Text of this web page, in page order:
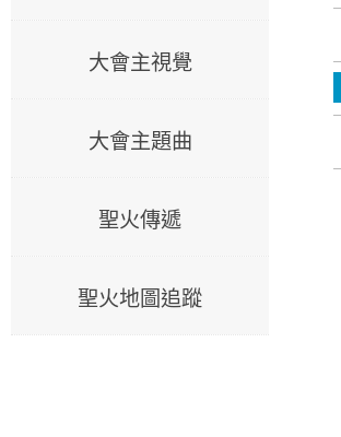
大會主視覺
大會主題曲
聖火傳遞
聖火地圖追蹤